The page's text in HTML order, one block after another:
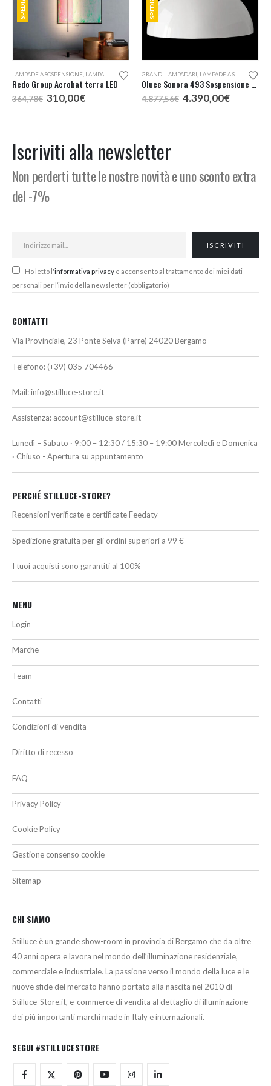
LAMPADE A SOSPENSIONE LAMPADE DA TERRA
Redo Group Acrobat terra LED
364,78€ Il
prezzo
310,00€Il
Questo prodotto ha più varianti. Le opzioni possono essere scelte nella pagina del prodotto
GRANDI LAMPADARI LAMPADE A SOSPENSIONE
Oluce Sonora 493 Sospensione d. 133
4.877,56€ Il
prezzo
4.390,00€Il
Iscriviti alla newsletter
Non perderti tutte le nostre novità e uno sconto extra
del -7%
Ho letto l'informativa privacy e acconsento al trattamento dei miei dati
personali per l’invio della newsletter (obbligatorio)
CONTATTI
Via Provinciale, 23 Ponte Selva (Parre) 24020 Bergamo
Telefono: (+39) 035 704466
Mail:info@stilluce-store.it
Assistenza: account@stilluce-store.it
Lunedì – Sabato · 9:00 – 12:30 / 15:30 – 19:00 Mercoledì e Domenica
· Chiuso - Apertura su appuntamento
PERCHÉ STILLUCE-STORE?
Recensioni verificate e certificate Feedaty
Spedizione gratuita per gli ordini superiori a 99 €
I tuoi acquisti sono garantiti al 100%
MENU
Login
Marche
Team
Contatti
Condizioni di vendita
Diritto di recesso
FAQ
Privacy Policy
Cookie Policy
Gestione consenso cookie
Sitemap
CHI SIAMO
Stilluce è un grande show-room in provincia di Bergamo che da oltre
40 anni opera e lavora nel mondo dell’illuminazione residenziale,
commerciale e industriale. La passione verso il mondo della luce e le
nuove sfide del mercato hanno portato alla nascita nel 2010 di
Stilluce-Store.it, e-commerce di vendita al dettaglio di illuminazione
dei più importanti marchi made in Italy e internazionali.
SEGUI #STILLUCESTORE